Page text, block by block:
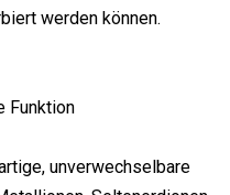
werden können.
Funktion
unverwechselbare